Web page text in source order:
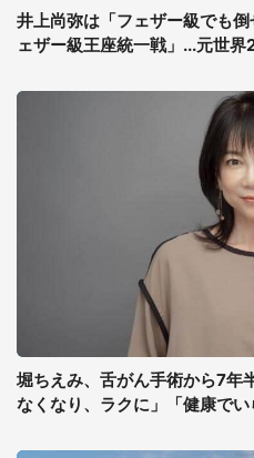
井上尚弥は「フェザー級でも
ェザー級王座統一戦」...元世
堀ちえみ、舌がん手術から7年
なくなり、ラクに」「健康でい